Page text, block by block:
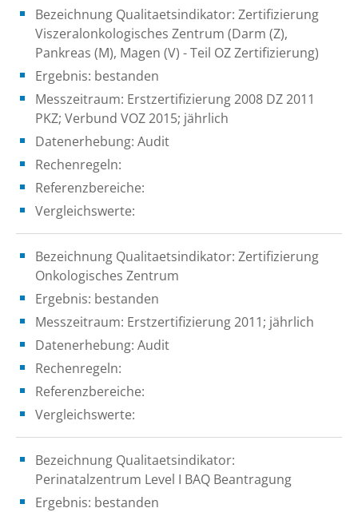
Bezeichnung Qualitaetsindikator: Zertifizierung
Viszeralonkologisches Zentrum (Darm (Z),
Pankreas (M), Magen (V) - Teil OZ Zertifizierung)
Ergebnis: bestanden
Messzeitraum: Erstzertifizierung 2008 DZ 2011
PKZ; Verbund VOZ 2015; jährlich
Datenerhebung: Audit
Rechenregeln:
Referenzbereiche:
Vergleichswerte:
Bezeichnung Qualitaetsindikator: Zertifizierung
Onkologisches Zentrum
Ergebnis: bestanden
Messzeitraum: Erstzertifizierung 2011; jährlich
Datenerhebung: Audit
Rechenregeln:
Referenzbereiche:
Vergleichswerte:
Bezeichnung Qualitaetsindikator:
Perinatalzentrum Level I BAQ Beantragung
Ergebnis: bestanden